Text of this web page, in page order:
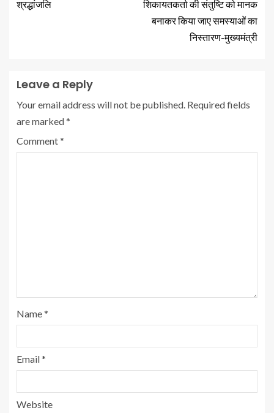
श्रद्धांजलि
शिकायतकर्ता की संतुष्टि को मानक
बनाकर किया जाए समस्याओं का
निस्तारण-मुख्यमंत्री
Leave a Reply
Your email address will not be published. Required fields
are marked*
Comment*
Name*
Email*
Website